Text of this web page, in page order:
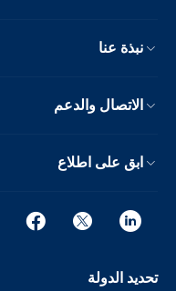
نبذة عنا
الاتصال والدعم
ابق على اطلاع
تحديد الدولة